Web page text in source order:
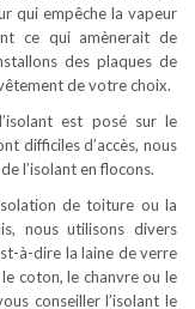
qui empêche la vapeur
ce qui amènerait de
des plaques de
de votre choix.
est posé sur le
difficiles d’accès, nous
l’isolant en flocons.
de toiture ou la
nous utilisons divers
à-dire la laine de verre
coton, le chanvre ou le
conseiller l’isolant le